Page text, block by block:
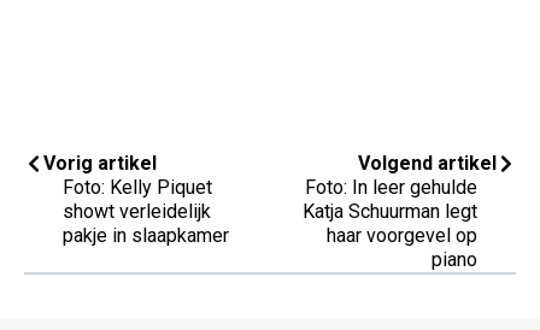
Vorig artikel
Foto: Kelly Piquet
showt verleidelijk
pakje in slaapkamer
Volgend artikel
Foto: In leer gehulde
Katja Schuurman legt
haar voorgevel op
piano